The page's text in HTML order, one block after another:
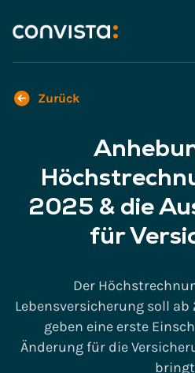
Zurück
2025 & die
für
Der
Lebensversicherung soll ab
geben eine erste
Änderung für die